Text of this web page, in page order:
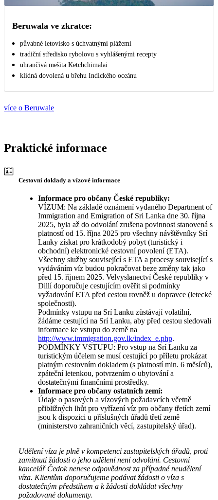
Beruwala ve zkratce:
půvabné letovisko s úchvatnými plážemi
tradiční středisko rybolovu s vyhlášenými recepty
uhrančivá mešita Ketchchimalai
klidná dovolená u břehu Indického oceánu
více o Beruwale
Praktické informace
Cestovní doklady a vízové informace
Informace pro občany České republiky:
VÍZUM: Na základě oznámení vydaného Department of
Immigration and Emigration of Sri Lanka dne 30. října
2025, byla až do odvolání zrušena povinnost stanovená s
platností od 15. října 2025 pro všechny návštěvníky Srí
Lanky získat pro krátkodobý pobyt (turistický i
obchodní) elektronické cestovní povolení (ETA).
Všechny služby související s ETA a procesy související s
vydáváním víz budou pokračovat beze změny tak jako
před 15. říjnem 2025. Velvyslanectví České republiky v
Dillí doporučuje cestujícím ověřit si podmínky
vyžadování ETA před cestou rovněž u dopravce (letecké
společnosti).
Podmínky vstupu na Srí Lanku zůstávají volatilní,
žádáme cestující na Srí Lanku, aby před cestou sledovali
informace ke vstupu do země na
http://www.immigration.gov.lk/index_e.php.
PODMÍNKY VSTUPU: Pro vstup na Srí Lanku za
turistickým účelem se musí cestující po příletu prokázat
platným cestovním dokladem (s platností min. 6 měsíců),
zpáteční letenkou, potvrzením o ubytování a
dostatečnými finančními prostředky.
Informace pro občany ostatních zemí:
Údaje o pasových a vízových požadavcích včetně
přibližných lhůt pro vyřízení víz pro občany třetích zemí
jsou k dispozici u příslušných úřadů třetí země
(ministerstvo zahraničních věcí, zastupitelský úřad).
Udělení víza je plně v kompetenci zastupitelských úřadů, proti
zamítnutí žádosti o jeho udělení není odvolání. Cestovní
kancelář Čedok nenese odpovědnost za případné neudělení
víza. Klientům doporučujeme podávat žádosti o víza s
dostatečným předstihem a k žádosti dokládat všechny
požadované dokumenty.